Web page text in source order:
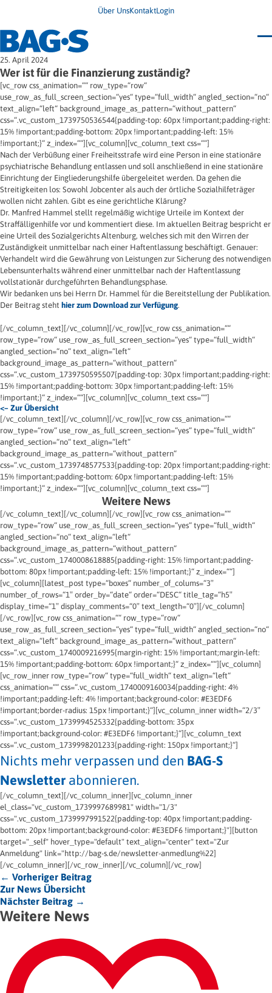
Über UnsKontaktLogin
Bundestagung 2026
Wo finde ich Hilfe?
News
Termine
Veröffentlichungen
Infodienst
Wegweiser
Jugendbroschüre
Impulse
Presse & Stellungnahmen
Newsletter
Unsere Themen
Angehörige
Ersatzfreiheitsstrafe
Freie Straffälligenhilfe
Gesundheit
Migration
Frauen
Wohnen
25. April 2024
Wer ist für die Finanzierung zuständig?
[vc_row css_animation=““ row_type=“row“
use_row_as_full_screen_section=“yes“ type=“full_width“ angled_section=“no“
text_align=“left“ background_image_as_pattern=“without_pattern“
css=“.vc_custom_1739750536544{padding-top: 60px !important;padding-right:
15% !important;padding-bottom: 20px !important;padding-left: 15%
!important;}“ z_index=““][vc_column][vc_column_text css=““]
Nach der Verbüßung einer Freiheitsstrafe wird eine Person in eine stationäre
psychiatrische Behandlung entlassen und soll anschließend in eine stationäre
Einrichtung der Eingliederungshilfe übergeleitet werden. Da gehen die
Streitigkeiten los: Sowohl Jobcenter als auch der örtliche Sozialhilfeträger
wollen nicht zahlen. Gibt es eine gerichtliche Klärung?
Dr. Manfred Hammel stellt regelmäßig wichtige Urteile im Kontext der
Straffälligenhilfe vor und kommentiert diese. Im aktuellen Beitrag bespricht er
eine Urteil des Sozialgerichts Altenburg, welches sich mit den Wirren der
Zuständigkeit unmittelbar nach einer Haftentlassung beschäftigt. Genauer:
Verhandelt wird die Gewährung von Leistungen zur Sicherung des notwendigen
Lebensunterhalts während einer unmittelbar nach der Haftentlassung
vollstationär durchgeführten Behandlungsphase.
Wir bedanken uns bei Herrn Dr. Hammel für die Bereitstellung der Publikation.
Der Beitrag steht hier zum Download zur Verfügung.
[/vc_column_text][/vc_column][/vc_row][vc_row css_animation=““
row_type=“row“ use_row_as_full_screen_section=“yes“ type=“full_width“
angled_section=“no“ text_align=“left“
background_image_as_pattern=“without_pattern“
css=“.vc_custom_1739750595507{padding-top: 30px !important;padding-right:
15% !important;padding-bottom: 30px !important;padding-left: 15%
!important;}“ z_index=““][vc_column][vc_column_text css=““]
<– Zur Übersicht
[/vc_column_text][/vc_column][/vc_row][vc_row css_animation=““
row_type=“row“ use_row_as_full_screen_section=“yes“ type=“full_width“
angled_section=“no“ text_align=“left“
background_image_as_pattern=“without_pattern“
css=“.vc_custom_1739748577533{padding-top: 20px !important;padding-right:
15% !important;padding-bottom: 60px !important;padding-left: 15%
!important;}“ z_index=““][vc_column][vc_column_text css=““]
Weitere News
[/vc_column_text][/vc_column][/vc_row][vc_row css_animation=““
row_type=“row“ use_row_as_full_screen_section=“yes“ type=“full_width“
angled_section=“no“ text_align=“left“
background_image_as_pattern=“without_pattern“
css=“.vc_custom_1740008618885{padding-right: 15% !important;padding-
bottom: 80px !important;padding-left: 15% !important;}“ z_index=““]
[vc_column][latest_post type=“boxes“ number_of_colums=“3″
number_of_rows=“1″ order_by=“date“ order=“DESC“ title_tag=“h5″
display_time=“1″ display_comments=“0″ text_length=“0″][/vc_column]
[/vc_row][vc_row css_animation=““ row_type=“row“
use_row_as_full_screen_section=“yes“ type=“full_width“ angled_section=“no“
text_align=“left“ background_image_as_pattern=“without_pattern“
css=“.vc_custom_1740009216995{margin-right: 15% !important;margin-left:
15% !important;padding-bottom: 60px !important;}“ z_index=““][vc_column]
[vc_row_inner row_type=“row“ type=“full_width“ text_align=“left“
css_animation=““ css=“.vc_custom_1740009160034{padding-right: 4%
!important;padding-left: 4% !important;background-color: #E3EDF6
!important;border-radius: 15px !important;}“][vc_column_inner width=“2/3″
css=“.vc_custom_1739994525332{padding-bottom: 35px
!important;background-color: #E3EDF6 !important;}“][vc_column_text
css=“.vc_custom_1739998201233{padding-right: 150px !important;}“]
Nichts mehr verpassen und den BAG-S
Newsletter abonnieren.
[/vc_column_text][/vc_column_inner][vc_column_inner
el_class="vc_custom_1739997689981" width="1/3"
css=".vc_custom_1739997991522{padding-top: 40px !important;padding-
bottom: 20px !important;background-color: #E3EDF6 !important;}"][button
target="_self" hover_type="default" text_align="center" text="Zur
Anmeldung" link="http://bag-s.de/newsletter-anmedlung%22]
[/vc_column_inner][/vc_row_inner][/vc_column][/vc_row]
← Vorheriger Beitrag
Zur News Übersicht
Nächster Beitrag →
Weitere News